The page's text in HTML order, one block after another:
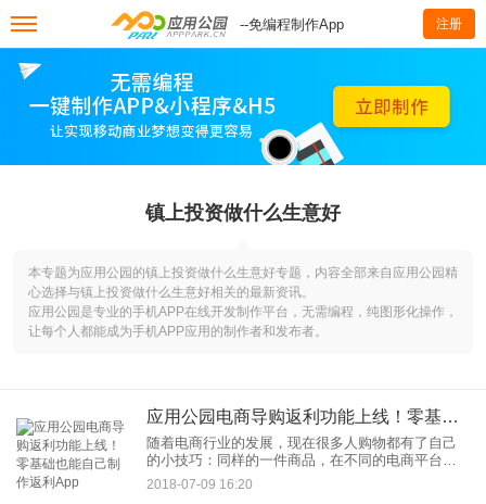
--免编程制作App 注册
镇上投资做什么生意好
本专题为应用公园的镇上投资做什么生意好专题，内容全部来自应用公园精
心选择与镇上投资做什么生意好相关的最新资讯。
应用公园是专业的手机APP在线开发制作平台，无需编程，纯图形化操作，
让每个人都能成为手机APP应用的制作者和发布者。
应用公园电商导购返利功能上线！零基础也能自己制作返利App
随着电商行业的发展，现在很多人购物都有了自己
的小技巧：同样的一件商品，在不同的电商平台上
面购买价格可能完全不同，买东西真能省钱的无非
就是各大返利平台。对于消费者来说：1、这些返利
2018-07-09 16:20